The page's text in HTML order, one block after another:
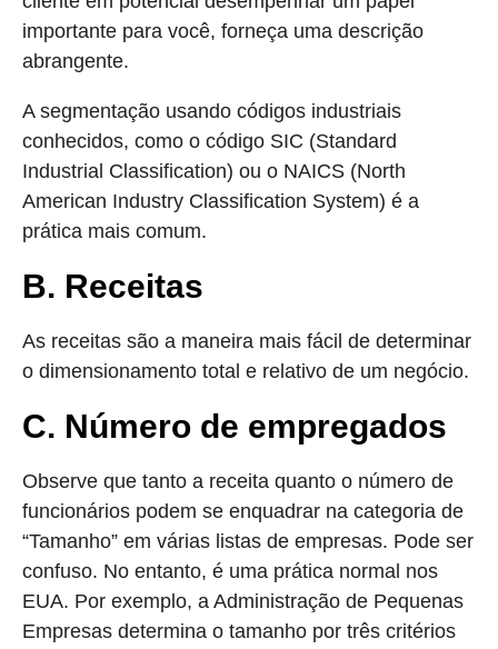
importante para você, forneça uma descrição
abrangente.
A segmentação usando códigos industriais
conhecidos, como o código SIC (Standard
Industrial Classification) ou o NAICS (North
American Industry Classification System) é a
prática mais comum.
B. Receitas
As receitas são a maneira mais fácil de determinar
o dimensionamento total e relativo de um negócio.
C. Número de empregados
Observe que tanto a receita quanto o número de
funcionários podem se enquadrar na categoria de
“Tamanho” em várias listas de empresas. Pode ser
confuso. No entanto, é uma prática normal nos
EUA. Por exemplo, a Administração de Pequenas
Empresas determina o tamanho por três critérios